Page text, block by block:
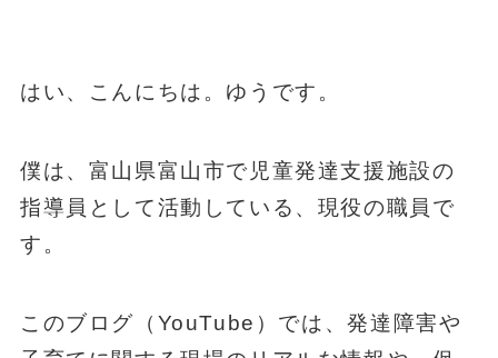
はい、こんにちは。ゆうです。
僕は、富山県富山市で児童発達支援施設の
指導員として活動している、現役の職員で
す。
このブログ（YouTube）では、発達障害や